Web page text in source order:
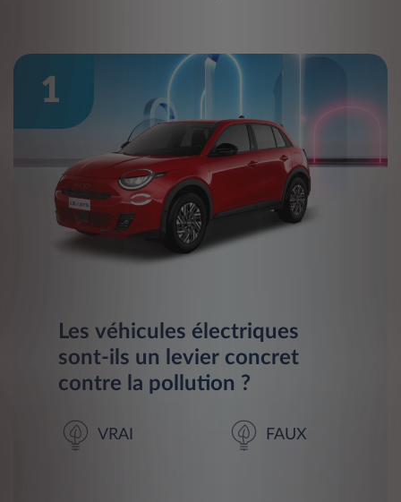
1
Les véhicules électriques
sont-ils un levier concret
contre la pollution ?
VRAI FAUX